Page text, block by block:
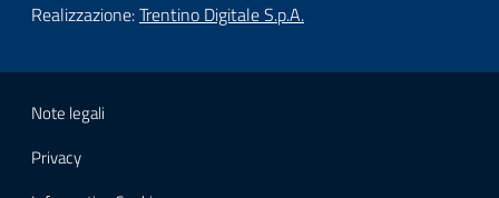
Realizzazione:Trentino Digitale S.p.A.
Note legali
Privacy